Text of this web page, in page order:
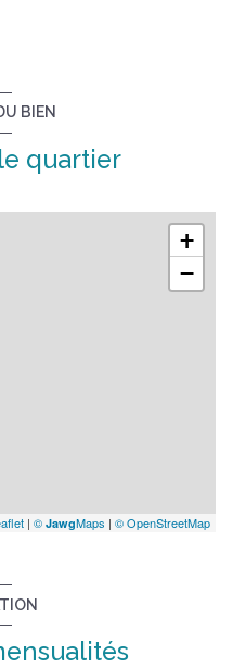
BIEN
quartier
+
−
| © JawgMaps | © OpenStreetMap